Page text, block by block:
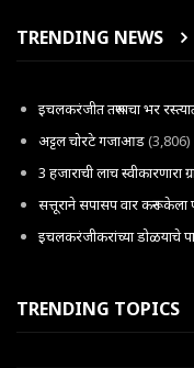
TRENDING NEWS
इचलकरंजीत तरूणाचा भर
अट्टल चोरटे गजाआड(3,806)
3 हजाराची लाच स्वीकारणारा
सत्तूराने सपासप वार करून केला
इचलकरंजीकरांच्या डोळयाचे
TRENDING TOPICS